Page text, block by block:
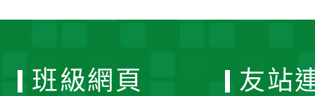
班級網頁 友站